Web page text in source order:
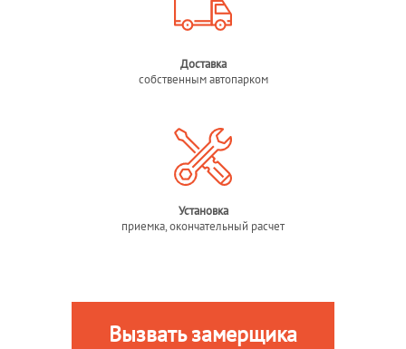
Доставка
собственным автопарком
Установка
приемка, окончательный расчет
Вызвать замерщика